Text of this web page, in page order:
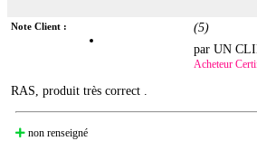
Note Client : (5)
par UN
Acheteur
RAS, produit très correct .
non renseigné